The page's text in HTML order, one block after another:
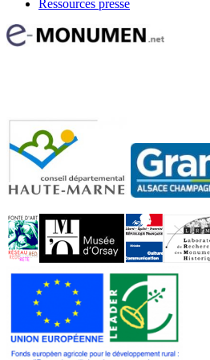
Ressources presse